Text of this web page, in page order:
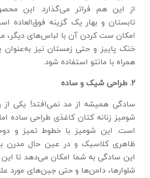
از این هم فراتر می‌گذارد. این
تابستان و بهار یک گزینه فوق‌العاده
امکان ست کردن آن با لباس‌های دیگر،
خنک پاییز و حتی زمستان نیز به‌عنوان
همراه با مانتو استفاده شود.
۲.طراحی شیک و ساده
سادگی همیشه از مد نمی‌افتد! یکی
شومیز زنانه کتان کاغذی طراحی ساده
است. این شومیز با خطوط تمیز و
ظاهری کلاسیک و در عین حال مدرن
این سادگی به شما امکان می‌دهد تا این
شلوارها، دامن‌ها و حتی جین‌های مورد